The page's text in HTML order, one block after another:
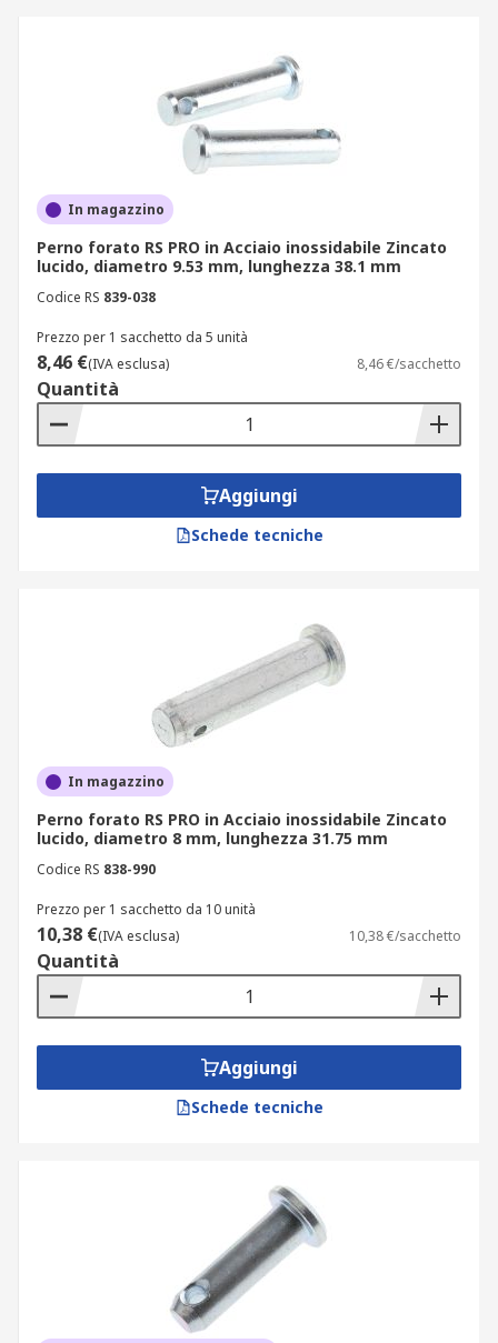
In magazzino
Perno forato RS PRO in Acciaio inossidabile Zincato
lucido, diametro 9.53 mm, lunghezza 38.1 mm
Codice RS 839-038
Prezzo per 1 sacchetto da 5 unità
8,46 €(IVA esclusa) 8,46 €/sacchetto
Quantità
Aggiungi
Schede tecniche
In magazzino
Perno forato RS PRO in Acciaio inossidabile Zincato
lucido, diametro 8 mm, lunghezza 31.75 mm
Codice RS 838-990
Prezzo per 1 sacchetto da 10 unità
10,38 €(IVA esclusa) 10,38 €/sacchetto
Quantità
Aggiungi
Schede tecniche